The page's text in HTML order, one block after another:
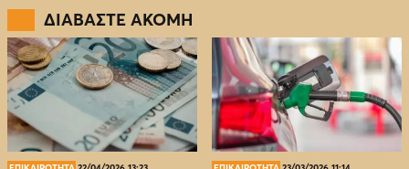
ΔΙΑΒΑΣΤΕ ΑΚΟΜΗ